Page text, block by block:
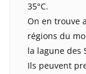
35°C.
On en trouve
régions du
la lagune des
Ils peuvent